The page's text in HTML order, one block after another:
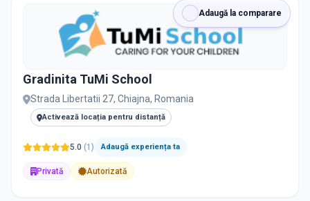
Adaugă la comparare
Gradinita TuMi School
Strada Libertatii 27, Chiajna, Romania
Activează locația pentru distanță
5.0 (1 ) Adaugă experiența ta
Privată Autorizată